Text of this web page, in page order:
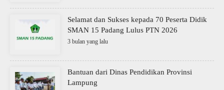
Selamat dan Sukses kepada 70 Peserta Didik
SMAN 15 Padang Lulus PTN 2026
3 bulan yang lalu
Bantuan dari Dinas Pendidikan Provinsi
Lampung